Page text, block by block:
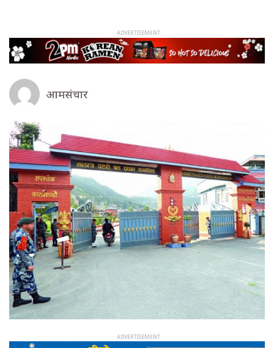
आमसंचार